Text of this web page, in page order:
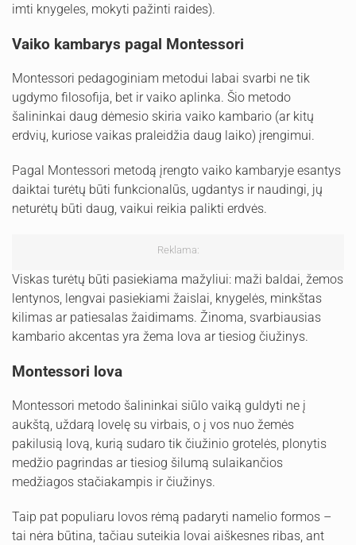
imti knygeles, mokyti pažinti raides).
Vaiko kambarys pagal Montessori
Montessori pedagoginiam metodui labai svarbi ne tik
ugdymo filosofija, bet ir vaiko aplinka. Šio metodo
šalininkai daug dėmesio skiria vaiko kambario (ar kitų
erdvių, kuriose vaikas praleidžia daug laiko) įrengimui.
Pagal Montessori metodą įrengto vaiko kambaryje esantys
daiktai turėtų būti funkcionalūs, ugdantys ir naudingi, jų
neturėtų būti daug, vaikui reikia palikti erdvės.
Reklama:
Viskas turėtų būti pasiekiama mažyliui: maži baldai, žemos
lentynos, lengvai pasiekiami žaislai, knygelės, minkštas
kilimas ar patiesalas žaidimams. Žinoma, svarbiausias
kambario akcentas yra žema lova ar tiesiog čiužinys.
Montessori lova
Montessori metodo šalininkai siūlo vaiką guldyti ne į
aukštą, uždarą lovelę su virbais, o į vos nuo žemės
pakilusią lovą, kurią sudaro tik čiužinio grotelės, plonytis
medžio pagrindas ar tiesiog šilumą sulaikančios
medžiagos stačiakampis ir čiužinys.
Taip pat populiaru lovos rėmą padaryti namelio formos –
tai nėra būtina, tačiau suteikia lovai aiškesnes ribas, ant